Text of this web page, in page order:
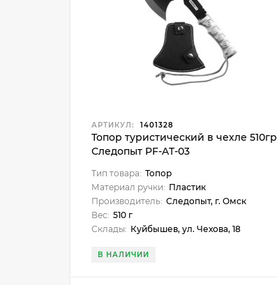
АРТИКУЛ: 1401328
Топор туристический в чехле 510гр
Следопыт PF-AT-03
Тип товара: Топор
Материал ручки: Пластик
Производитель: Следопыт, г. Омск
Вес: 510 г
Склады: Куйбышев, ул. Чехова, 18
В НАЛИЧИИ